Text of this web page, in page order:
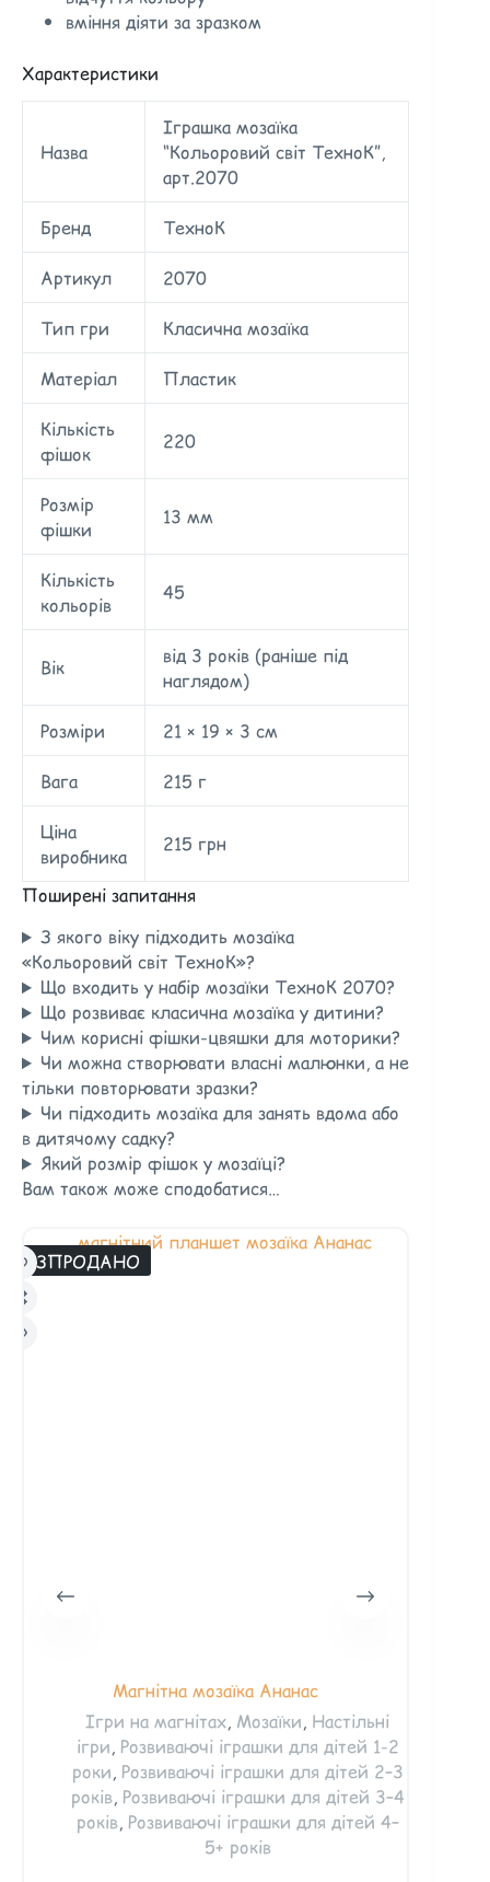
вміння діяти за зразком
Характеристики
Назва
Іграшка мозаїка
“Кольоровий світ ТехноК”,
арт.2070
Бренд
ТехноК
Артикул
2070
Тип гри
Класична мозаїка
Матеріал
Пластик
Кількість
фішок
220
Розмір
фішки
13 мм
Кількість
кольорів
45
Вік
від 3 років (раніше під
наглядом)
Розміри
21 × 19 × 3 см
Вага
215 г
Ціна
виробника
215 грн
Поширені запитання
З якого віку підходить мозаїка
«Кольоровий світ ТехноК»?
Що входить у набір мозаїки ТехноК 2070?
Що розвиває класична мозаїка у дитини?
Чим корисні фішки-цвяшки для моторики?
Чи можна створювати власні малюнки, а не
тільки повторювати зразки?
Чи підходить мозаїка для занять вдома або
в дитячому садку?
Який розмір фішок у мозаїці?
Вам також може сподобатися…
РОЗПРОДАНО
Магнітна мозаїка Ананас
Ігри на магнітах, Мозаїки, Настільні
ігри, Розвиваючі іграшки для дітей 1-2
роки, Розвиваючі іграшки для дітей 2–3
років, Розвиваючі іграшки для дітей 3–4
років, Розвиваючі іграшки для дітей 4–
5+ років